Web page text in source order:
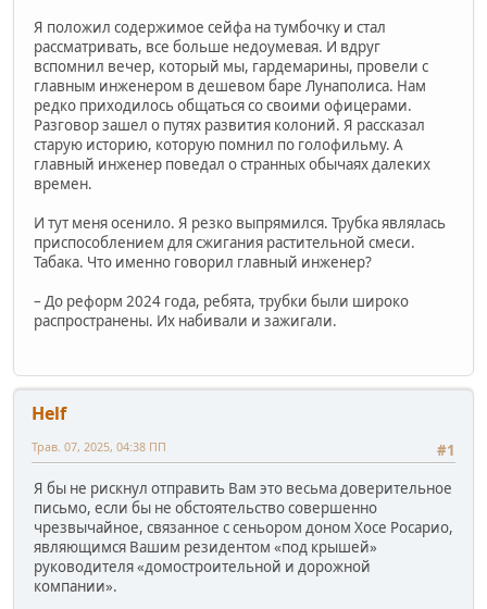
Я положил содержимое сейфа на тумбочку и стал
рассматривать, все больше недоумевая. И вдруг
вспомнил вечер, который мы, гардемарины, провели с
главным инженером в дешевом баре Лунаполиса. Нам
редко приходилось общаться со своими офицерами.
Разговор зашел о путях развития колоний. Я рассказал
старую историю, которую помнил по голофильму. А
главный инженер поведал о странных обычаях далеких
времен.
И тут меня осенило. Я резко выпрямился. Трубка являлась
приспособлением для сжигания растительной смеси.
Табака. Что именно говорил главный инженер?
– До реформ 2024 года, ребята, трубки были широко
распространены. Их набивали и зажигали.
Helf
#1
Трав. 07, 2025, 04:38 ПП
Я бы не рискнул отправить Вам это весьма доверительное
письмо, если бы не обстоятельство совершенно
чрезвычайное, связанное с сеньором доном Хосе Росарио,
являющимся Вашим резидентом «под крышей»
руководителя «домостроительной и дорожной
компании».